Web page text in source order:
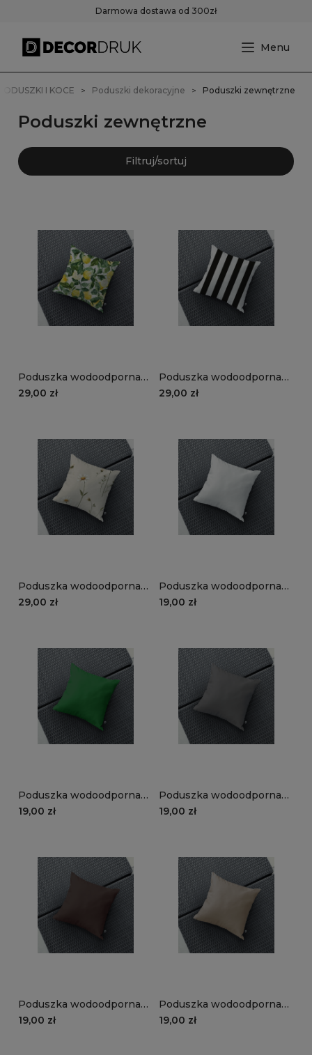
Darmowa dostawa od 300zł
I KOCE Poduszki dekoracyjne Poduszki zewnętrzne
Poduszki zewnętrzne
Filtruj/sortuj
Poduszka wodoodporna
STORM wzór SM62 |
29,00 zł
Poduszka wodoodporna
STORM wzór CB16 |
29,00 zł
Poduszka wodoodporna
STORM wzór SP25 |
29,00 zł
Poduszka wodoodporna
STORM wzór ST33 | biała
19,00 zł
Poduszka wodoodporna
STORM wzór ST31 | zieleń
19,00 zł
Poduszka wodoodporna
STORM wzór ST23 | szary
19,00 zł
Poduszka wodoodporna
STORM wzór ST22 | brąz
19,00 zł
Poduszka wodoodporna
STORM wzór ST21 |
19,00 zł